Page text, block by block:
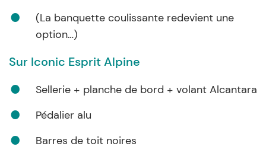
(La banquette coulissante redevient une
option…)
Sur Iconic Esprit Alpine
Sellerie + planche de bord + volant Alcantara
Pédalier alu
Barres de toit noires